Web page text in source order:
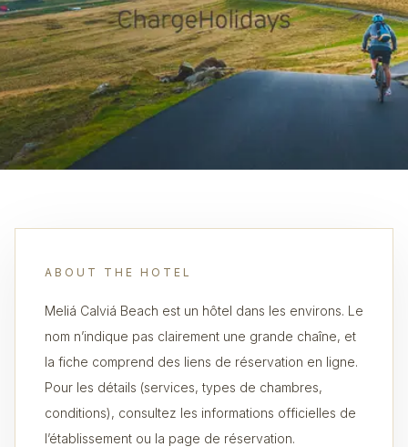
ABOUT THE HOTEL
Meliá Calviá Beach est un hôtel dans les environs. Le
nom n’indique pas clairement une grande chaîne, et
la fiche comprend des liens de réservation en ligne.
Pour les détails (services, types de chambres,
conditions), consultez les informations officielles de
l’établissement ou la page de réservation.